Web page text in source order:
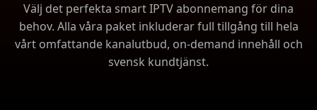
Välj det perfekta smart IPTV abonnemang för dina
behov. Alla våra paket inkluderar full tillgång till hela
vårt omfattande kanalutbud, on-demand innehåll och
svensk kundtjänst.